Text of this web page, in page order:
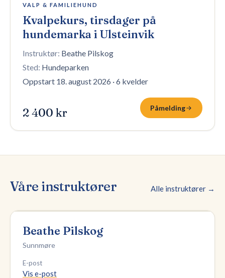
4 plasser igjen
VALP & FAMILIEHUND
Kvalpekurs, tirsdager på
hundemarka i Ulsteinvik
Instruktør: Beathe Pilskog
Sted: Hundeparken
Oppstart 18. august 2026 ·6 kvelder
2 400 kr Påmelding
Våre instruktører Alle instruktører →
Beathe Pilskog
Sunnmøre
E-post
Vis e-post